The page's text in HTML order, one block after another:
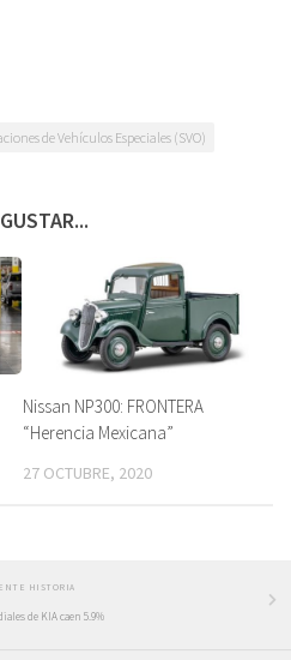
de Vehículos Especiales (SVO)
Nissan NP300: FRONTERA
“Herencia Mexicana”
27 OCTUBRE, 2020
HISTORIA
de KIA caen 5.9%